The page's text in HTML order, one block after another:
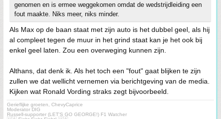
genomen en is ermee weggekomen omdat de wedstrijdleiding een
fout maakte. Niks meer, niks minder.
Als Max op de baan staat met zijn auto is het dubbel geel, als hij
al compleet tegen de muur in het grind staat kan je het ook bij
enkel geel laten. Zou een overweging kunnen zijn.
Althans, dat denk ik. Als het toch een "fout" gaat blijken te zijn
zullen we dat wellicht vernemen via berichtgeving van de media.
Kijken wat Ronald Vording straks zegt bijvoorbeeld.
Gerieflijke groeten, ChevyCaprice
Moderator DIG
Russell-supporter (LET'S GO GEORGE!) F1 Watcher